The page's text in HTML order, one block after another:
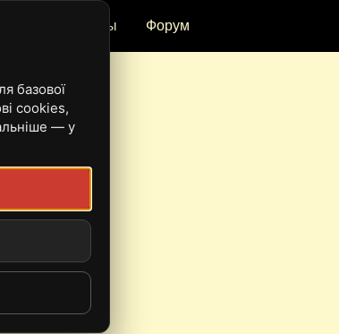
Ивенты Форум
базової
cookies,
— у